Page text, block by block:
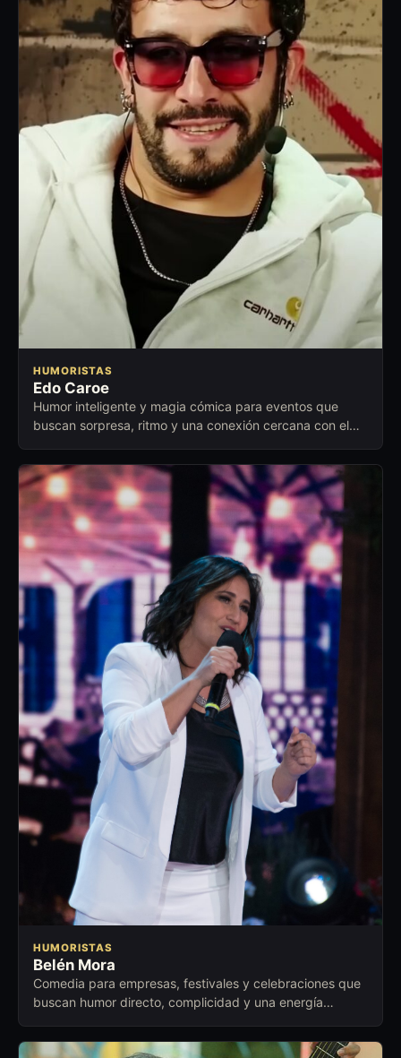
HUMORISTAS
Edo Caroe
Humor inteligente y magia cómica para eventos que
buscan sorpresa, ritmo y una conexión cercana con el
HUMORISTAS
Belén Mora
Comedia para empresas, festivales y celebraciones que
buscan humor directo, complicidad y una energía